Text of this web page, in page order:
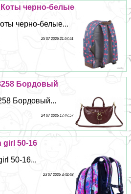
Коты черно-белые
черно-белые...
25 07 2026 21:57:51
Бордовый
Бордовый...
24 07 2026 17:47:57
girl 50-16
50-16...
23 07 2026 3:42:48